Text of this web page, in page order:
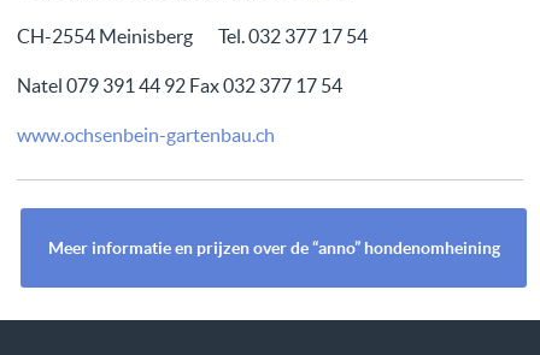
CH-2554 Meinisberg Tel. 032 377 17 54
Natel 079 391 44 92 Fax 032 377 17 54
www.ochsenbein-gartenbau.ch
Meer informatie en prijzen over de “anno” hondenomheining